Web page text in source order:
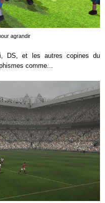
agrandir
DS, et les autres copines du
comme...